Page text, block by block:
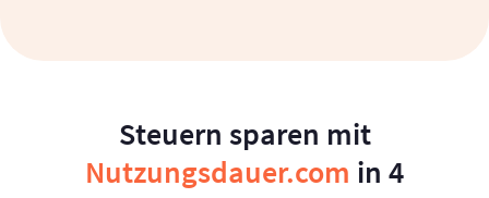
Steuern sparen mit
Nutzungsdauer.com in 4